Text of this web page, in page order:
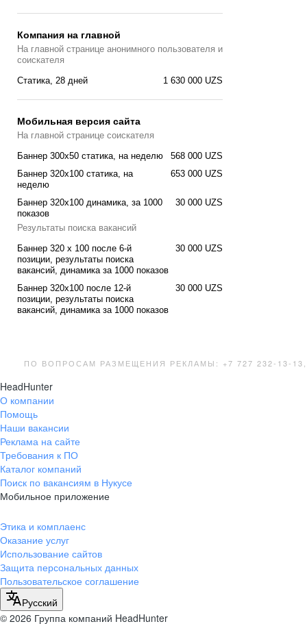
Компания на главной
На главной странице анонимного пользователя и
соискателя
1 630 000 UZS
Статика, 28 дней
Мобильная версия сайта
На главной странице соискателя
568 000 UZS
Баннер 300x50 статика, на неделю
653 000 UZS
Баннер 320x100 cтатика, на
неделю
30 000 UZS
Баннер 320x100 динамика, за 1000
показов
Результаты поиска вакансий
30 000 UZS
Баннер 320 x 100 после 6-й
позиции, результаты поиска
вакансий, динамика за 1000 показов
30 000 UZS
Баннер 320x100 после 12-й
позиции, результаты поиска
вакансий, динамика за 1000 показов
ПО ВОПРОСАМ РАЗМЕЩЕНИЯ РЕКЛАМЫ: +7 727 232-13-13,
HeadHunter
О компании
Помощь
Наши вакансии
Реклама на сайте
Требования к ПО
Каталог компаний
Поиск по вакансиям в Нукусе
Мобильное приложение
Этика и комплаенс
Оказание услуг
Использование сайтов
Защита персональных данных
Пользовательское соглашение
Русский
© 2026 Группа компаний HeadHunter